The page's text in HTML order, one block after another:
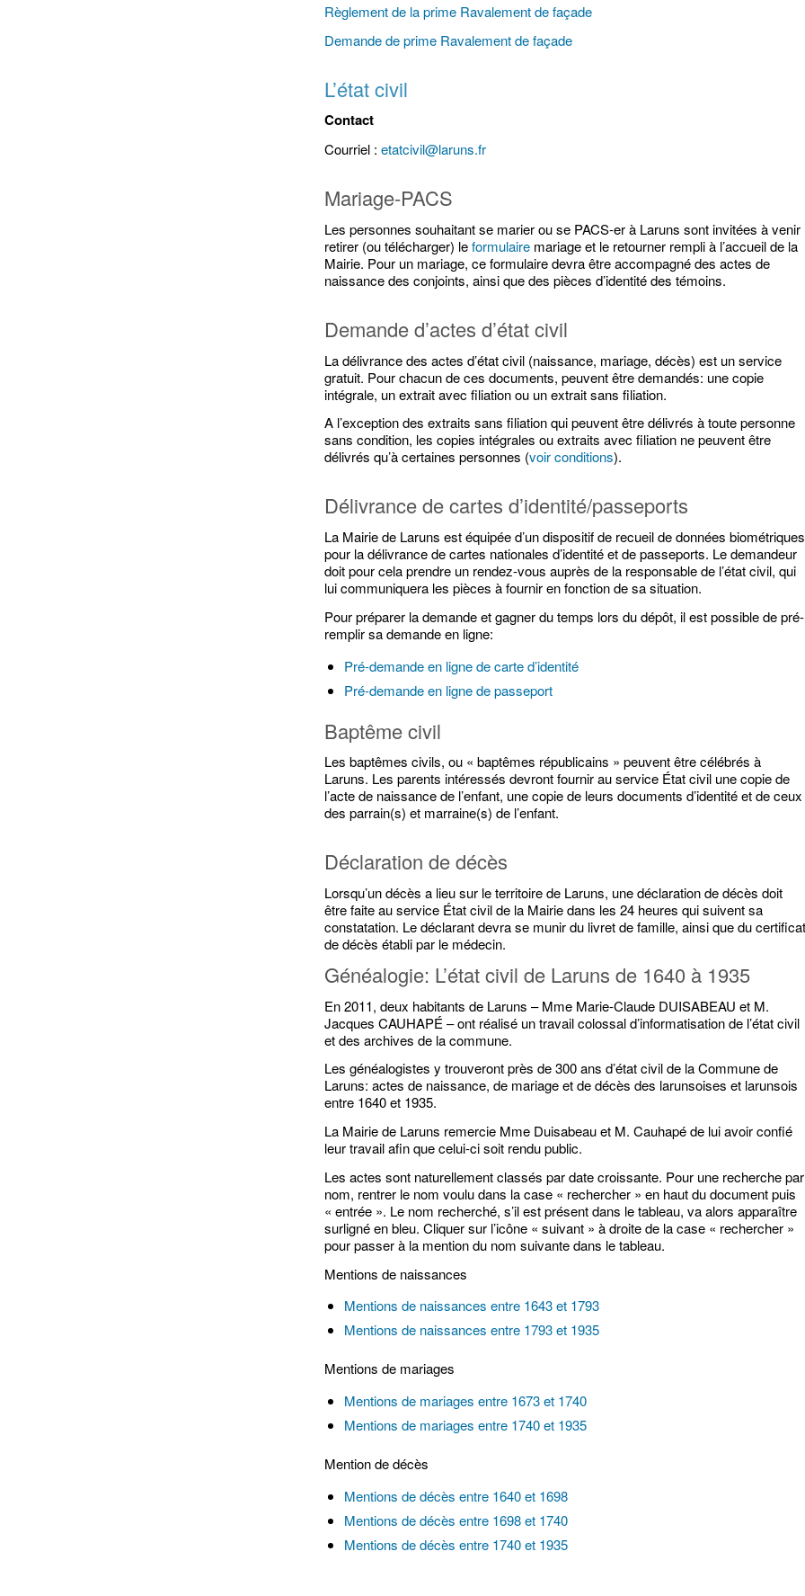
Règlement de la prime Ravalement de façade
Demande de prime Ravalement de façade
L’état civil
Contact
Courriel :etatcivil@laruns.fr
Mariage-PACS
Les personnes souhaitant se marier ou se PACS-er à Laruns sont invitées à venir
retirer (ou télécharger) leformulaire mariage et le retourner rempli à l’accueil de la
Mairie. Pour un mariage, ce formulaire devra être accompagné des actes de
naissance des conjoints, ainsi que des pièces d’identité des témoins.
Demande d’actes d’état civil
La délivrance des actes d’état civil (naissance, mariage, décès) est un service
gratuit. Pour chacun de ces documents, peuvent être demandés: une copie
intégrale, un extrait avec filiation ou un extrait sans filiation.
A l’exception des extraits sans filiation qui peuvent être délivrés à toute personne
sans condition, les copies intégrales ou extraits avec filiation ne peuvent être
délivrés qu’à certaines personnes (voir conditions).
Délivrance de cartes d’identité/passeports
La Mairie de Laruns est équipée d’un dispositif de recueil de données biométriques
pour la délivrance de cartes nationales d’identité et de passeports. Le demandeur
doit pour cela prendre un rendez-vous auprès de la responsable de l’état civil, qui
lui communiquera les pièces à fournir en fonction de sa situation.
Pour préparer la demande et gagner du temps lors du dépôt, il est possible de pré-
remplir sa demande en ligne:
Pré-demande en ligne de carte d’identité
Pré-demande en ligne de passeport
Baptême civil
Les baptêmes civils, ou « baptêmes républicains » peuvent être célébrés à
Laruns. Les parents intéressés devront fournir au service État civil une copie de
l’acte de naissance de l’enfant, une copie de leurs documents d’identité et de ceux
des parrain(s) et marraine(s) de l’enfant.
Déclaration de décès
Lorsqu’un décès a lieu sur le territoire de Laruns, une déclaration de décès doit
être faite au service État civil de la Mairie dans les 24 heures qui suivent sa
constatation. Le déclarant devra se munir du livret de famille, ainsi que du
de décès établi par le médecin.
Généalogie: L’état civil de Laruns de 1640 à 1935
En 2011, deux habitants de Laruns – Mme Marie-Claude DUISABEAU et M.
Jacques CAUHAPÉ – ont réalisé un travail colossal d’informatisation de l’état civil
et des archives de la commune.
Les généalogistes y trouveront près de 300 ans d’état civil de la Commune de
Laruns: actes de naissance, de mariage et de décès des larunsoises et larunsois
entre 1640 et 1935.
La Mairie de Laruns remercie Mme Duisabeau et M. Cauhapé de lui avoir confié
leur travail afin que celui-ci soit rendu public.
Les actes sont naturellement classés par date croissante. Pour une recherche par
nom, rentrer le nom voulu dans la case « rechercher » en haut du document puis
« entrée ». Le nom recherché, s’il est présent dans le tableau, va alors apparaître
surligné en bleu. Cliquer sur l’icône « suivant » à droite de la case « rechercher »
pour passer à la mention du nom suivante dans le tableau.
Mentions de naissances
Mentions de naissances entre 1643 et 1793
Mentions de naissances entre 1793 et 1935
Mentions de mariages
Mentions de mariages entre 1673 et 1740
Mentions de mariages entre 1740 et 1935
Mention de décès
Mentions de décès entre 1640 et 1698
Mentions de décès entre 1698 et 1740
Mentions de décès entre 1740 et 1935